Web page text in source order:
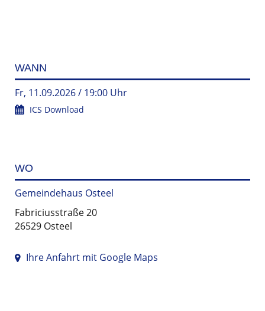
WANN
Fr, 11.09.2026 / 19:00 Uhr
ICS Download
WO
Gemeindehaus Osteel
Fabriciusstraße 20
26529 Osteel
Ihre Anfahrt mit Google Maps